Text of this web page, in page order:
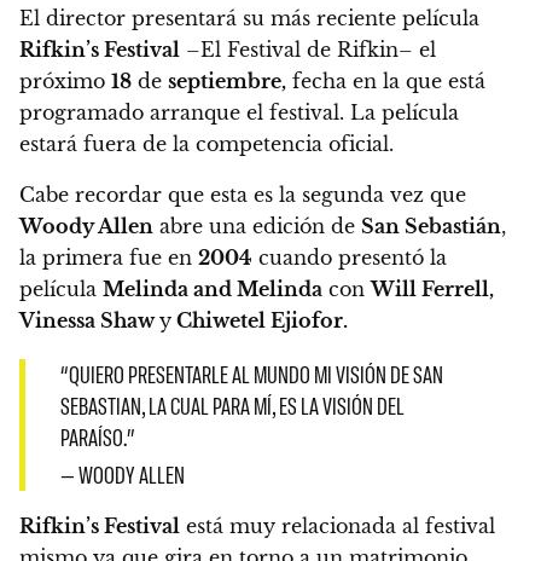
El director presentará su más reciente película
Rifkin’s Festival –El Festival de Rifkin– el
próximo 18 de septiembre, fecha en la que está
programado arranque el festival. La película
estará fuera de la competencia oficial.
Cabe recordar que esta es la segunda vez que
Woody Allen abre una edición de San Sebastián,
la primera fue en 2004 cuando presentó la
película Melinda and Melinda conWill Ferrell,
Vinessa Shawy Chiwetel Ejiofor.
“QUIERO PRESENTARLE AL MUNDO MI VISIÓN DE SAN
SEBASTIAN, LA CUAL PARA MÍ, ES LA VISIÓN DEL
PARAÍSO.”
— WOODY ALLEN
Rifkin’s Festival está muy relacionada al festival